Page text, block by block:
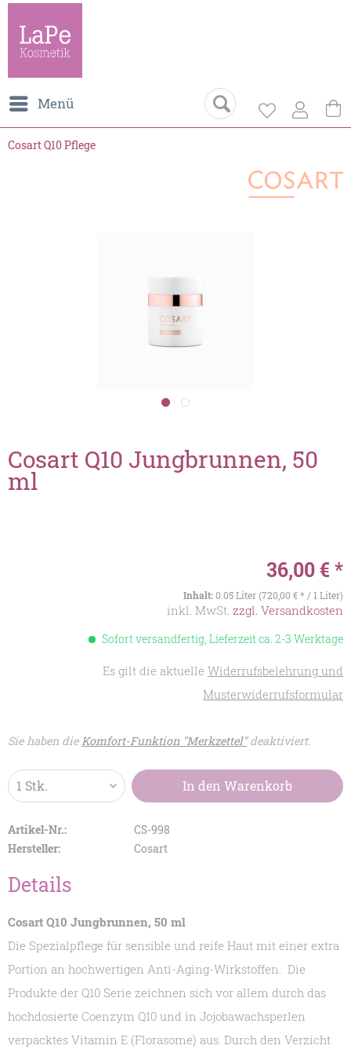
Menü
Cosart Q10 Pflege
Cosart Q10 Jungbrunnen, 50
ml
36,00 € *
Inhalt:0.05 Liter (720,00 € * / 1 Liter)
inkl. MwSt. zzgl. Versandkosten
Sofort versandfertig, Lieferzeit ca. 2-3 Werktage
Es gilt die aktuelle Widerrufsbelehrung und
Musterwiderrufsformular
Sie haben dieKomfort-Funktion "Merkzettel"deaktiviert.
In den Warenkorb
Artikel-Nr.:
CS-998
Hersteller:
Cosart
Details
Cosart Q10 Jungbrunnen, 50 ml
Die Spezialpflege für sensible und reife Haut mit einer extra
Portion an hochwertigen Anti-Aging-Wirkstoffen. Die
Produkte der Q10 Serie zeichnen sich vor allem durch das
hochdosierte Coenzym Q10 und in Jojobawachsperlen
verpacktes Vitamin E (Florasome) aus. Durch den Verzicht